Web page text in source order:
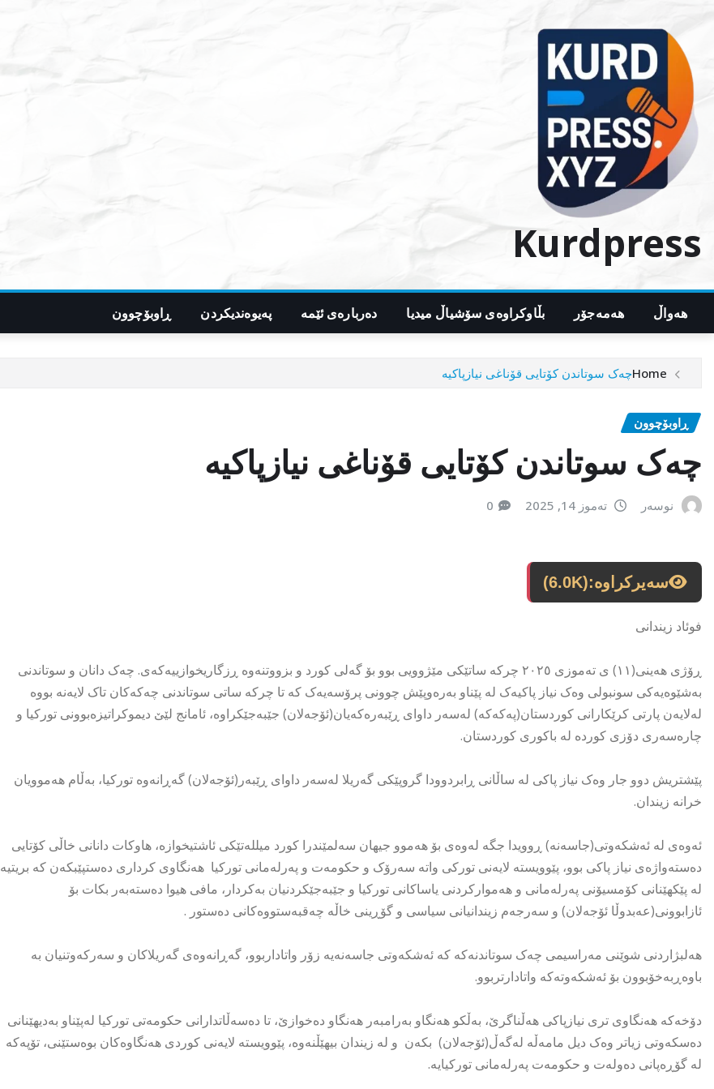
content
Kurdpress
هەواڵ هەمەجۆر بڵاوکراوەی سۆشیاڵ میدیا دەربارەی ئێمە پەیوەندیکردن ڕاوبۆچوون
Homeچەک سوتاندن کۆتایی قۆناغی نیازپاکیە
ڕاوبۆچوون
چەک سوتاندن کۆتایی قۆناغی نیازپاکیە
نوسەر تەموز 14, 2025 0
سەیرکراوە:(6.0K)
فوئاد زیندانی
ڕۆژی هەینی(١١) ی تەموزی ٢٠٢٥ چرکە ساتێکی مێژوویی بوو بۆ گەلی کورد و بزووتنەوە ڕزگاریخوازییەکەی. چەک دانان و سوتاندنی
بەشێوەیەکی سونبولی وەک نیاز پاکیەک لە پێناو بەرەوپێش چوونی پرۆسەیەک کە تا چرکە ساتی سوتاندنی چەکەکان تاک لایەنە بووە
لەلایەن پارتی کرێکارانی کوردستان(پەکەکە) لەسەر داوای ڕێبەرەکەیان(ئۆجەلان) جێبەجێکراوە، ئامانج لێێ دیموکراتیزەبوونی تورکیا و
چارەسەری دۆزی کوردە لە باکوری کوردستان.
پێشتریش دوو جار وەک نیاز پاکی لە ساڵانی ڕابردوودا گروپێکی گەریلا لەسەر داوای ڕێبەر(ئۆجەلان) گەڕانەوە تورکیا، بەڵام هەموویان
خرانە زیندان.
ئەوەی لە ئەشکەوتی(جاسەنە) ڕوویدا جگە لەوەی بۆ هەموو جیهان سەلمێندرا کورد میللەتێکی ئاشتیخوازە، هاوکات دانانی خاڵی کۆتایی
دەستەواژەی نیاز پاکی بوو، پێوویستە لایەنی تورکی واتە سەرۆک و حکومەت و پەرلەمانی تورکیا هەنگاوی کرداری دەستپێبکەن کە بریتیە
لە پێکهێنانی کۆمسیۆنی پەرلەمانی و هەموارکردنی یاساکانی تورکیا و جێبەجێکردنیان بەکردار، مافی هیوا دەستەبەر بکات بۆ
ئازابوونی(عەبدوڵا ئۆجەلان) و سەرجەم زیندانیانی سیاسی و گۆڕینی خاڵە چەقبەستووەکانی دەستور .
هەلبژاردنی شوێنی مەراسیمی چەک سوتاندنەکە کە ئەشکەوتی جاسەنەیە زۆر واتاداربوو، گەڕانەوەی گەریلاکان و سەرکەوتنیان بە
باوەڕبەخۆبوون بۆ ئەشکەوتەکە واتادارتربوو.
دۆخەکە هەنگاوی تری نیازپاکی هەڵناگرێ، بەڵکو هەنگاو بەرامبەر هەنگاو دەخوازێ، تا دەسەڵاتدارانی حکومەتی تورکیا لەپێناو بەدیهێنانی
دەسکەوتی زیاتر وەک دیل مامەڵە لەگەڵ(ئۆجەلان) بکەن و لە زیندان بیهێڵنەوە، پێوویستە لایەنی کوردی هەنگاوەکان بوەستێنی، تۆپەکە
لە گۆڕەپانی دەولەت و حکومەت پەرلەمانی تورکیایە.